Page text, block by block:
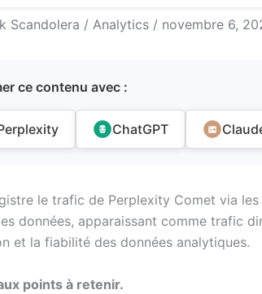
Scandolera / Analytics / novembre 6,
ce contenu avec :
ChatGPT
le trafic de Perplexity Comet via
données, apparaissant comme trafic
et la fiabilité des données analytiques.
points à retenir.